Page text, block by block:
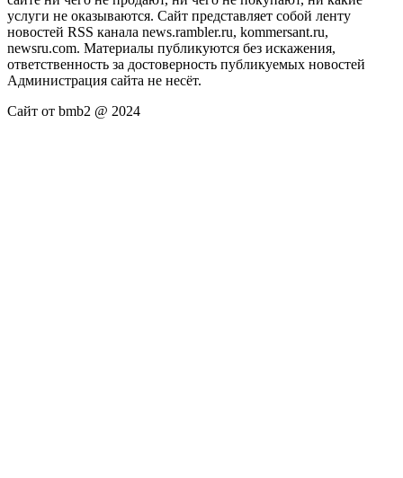
услуги не оказываются. Сайт представляет собой ленту
новостей RSS канала news.rambler.ru, kommersant.ru,
newsru.com. Материалы публикуются без искажения,
ответственность за достоверность публикуемых новостей
Администрация сайта не несёт.
Сайт от bmb2 @ 2024